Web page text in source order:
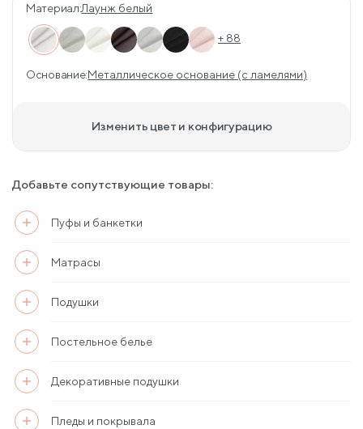
Материал:Лаунж белый
+ 88
Основание:Металлическое основание (с ламелями)
Изменить цвет и конфигурацию
Добавьте сопутствующие товары:
Пуфы и банкетки
Матрасы
Подушки
Постельное белье
Декоративные подушки
Пледы и покрывала